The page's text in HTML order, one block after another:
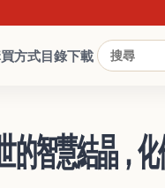
方式目錄下載
智慧結晶，